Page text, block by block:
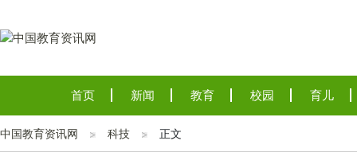
首页 新闻 教育 校园 育儿
中国教育资讯网 科技 正文